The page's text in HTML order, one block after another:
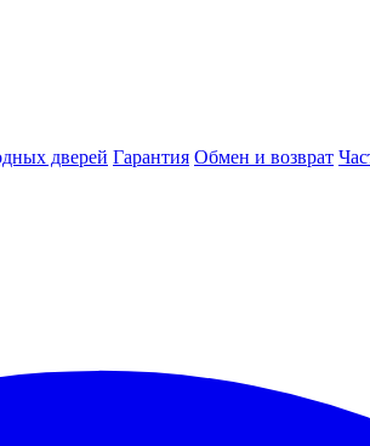
дверей Гарантия Обмен и возврат